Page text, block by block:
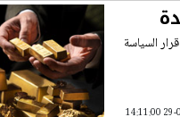
السياسة